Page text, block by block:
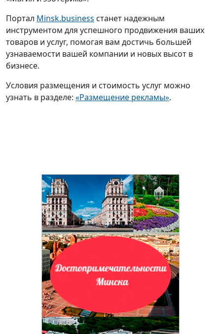
Портал Minsk.business станет надежным
инструментом для успешного продвижения ваших
товаров и услуг, помогая вам достичь большей
узнаваемости вашей компании и новых высот в
бизнесе.
Условия размещения и стоимость услуг можно
узнать в разделе: «Размещение рекламы».